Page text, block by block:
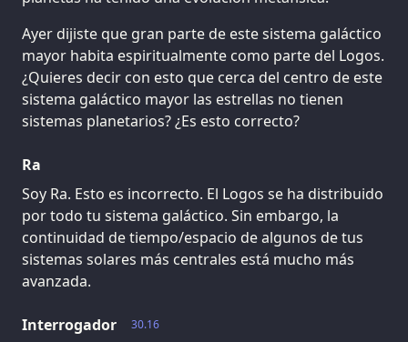
Ayer dijiste que gran parte de este sistema galáctico
mayor habita espiritualmente como parte del Logos.
¿Quieres decir con esto que cerca del centro de este
sistema galáctico mayor las estrellas no tienen
sistemas planetarios? ¿Es esto correcto?
Ra
Soy Ra. Esto es incorrecto. El Logos se ha distribuido
por todo tu sistema galáctico. Sin embargo, la
continuidad de tiempo/espacio de algunos de tus
sistemas solares más centrales está mucho más
avanzada.
30.16
Interrogador